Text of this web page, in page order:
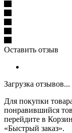
Оставить отзыв
Загрузка отзывов...
Для покупки
понравившийся
перейдите в
«Быстрый заказ».